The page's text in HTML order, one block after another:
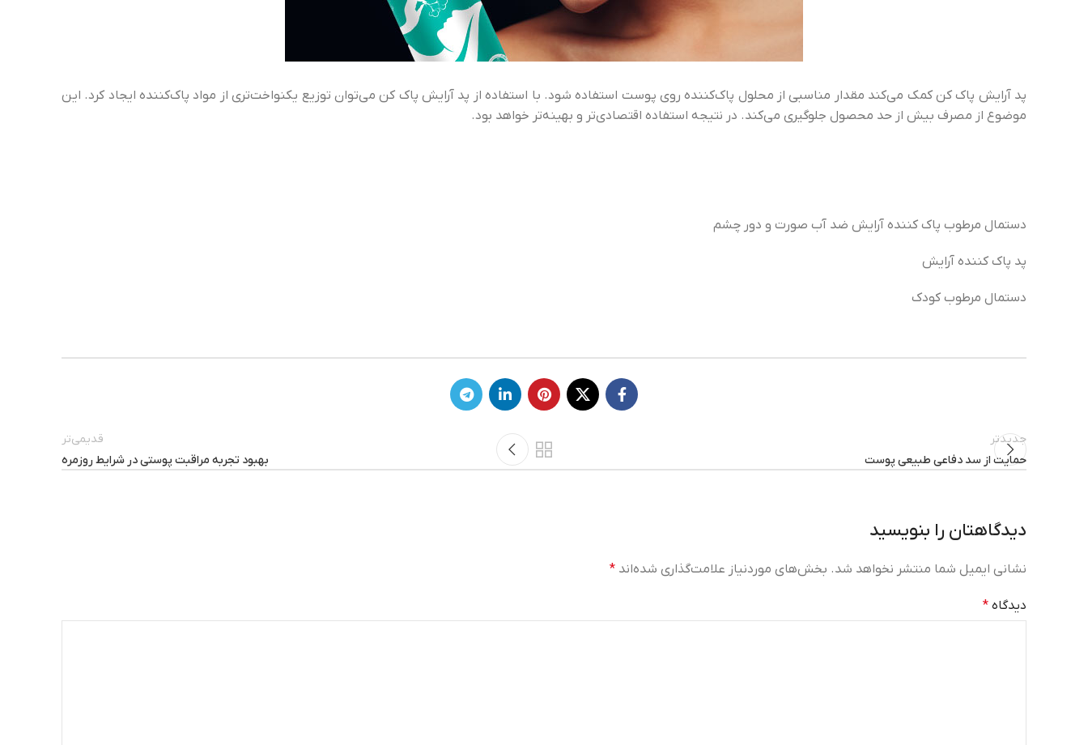
پد آرایش پاک کن کمک می‌کند مقدار مناسبی از محلول پاک‌کننده روی پوست استفاده شود. با استفاده از پد آرایش پاک کن می‌توان توزیع یکنواخت‌تری از مواد پاک‌کننده ایجاد کرد. این
موضوع از مصرف بیش از حد محصول جلوگیری می‌کند. در نتیجه استفاده اقتصادی‌تر و بهینه‌تر خواهد بود.
دستمال مرطوب پاک کننده آرایش ضد آب صورت و دور چشم
پد پاک کننده آرایش
دستمال مرطوب کودک
جدیدتر
حمایت از سد دفاعی طبیعی پوست
قدیمی‌تر
بهبود تجربه مراقبت پوستی در شرایط روزمره
دیدگاهتان را بنویسید
نشانی ایمیل شما منتشر نخواهد شد. بخش‌های موردنیاز علامت‌گذاری شده‌اند *
دیدگاه *